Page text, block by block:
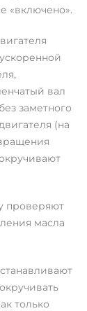
«включено».
вал
заметного
(на
проверяют
масла
только